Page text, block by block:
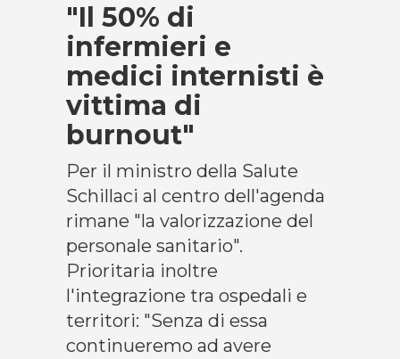
"Il 50% di
infermieri e
medici internisti è
vittima di
burnout"
Per il ministro della Salute
Schillaci al centro dell'agenda
rimane "la valorizzazione del
personale sanitario".
Prioritaria inoltre
l'integrazione tra ospedali e
territori: "Senza di essa
continueremo ad avere